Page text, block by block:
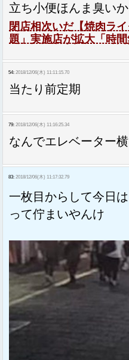
立ち小便ほんま臭い
閉店相次いだ【焼肉ラ
題」実施店が拡大「時間
54: 2018/12/06(木) 11:11:15.70
当たり前定期
79: 2018/12/06(木) 11:16:25.34
なんでエレベーター
83: 2018/12/06(木) 11:17:32.79
一枚目からして今日
って佇まいやんけ